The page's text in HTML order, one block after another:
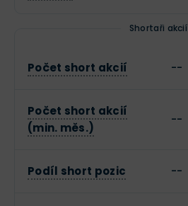
Shortaři akcií
Počet short akcií --
Počet short akcií
(min. měs.)
--
Podíl short pozic --